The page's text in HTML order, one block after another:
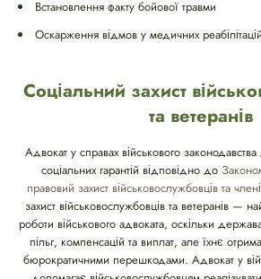
Встановлення факту бойової травми
Оскарження відмов у медичних
Соціальний захист
та ветеранів
Адвокат у справах військового
соціальних гарантій відповідно до
правовий захист військовослужбовців та
захист військовослужбовців та ветеранів —
роботи військового адвоката, оскільки
пільг, компенсацій та виплат, але їхнє
бюрократичними перешкодами. Адвокат у